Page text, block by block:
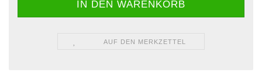
AUF DEN MERKZETTEL